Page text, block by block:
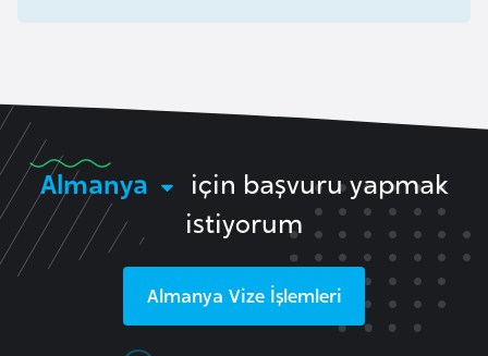
Almanya
için başvuru yapmak
istiyorum
Almanya Vize İşlemleri
z
l
a
n